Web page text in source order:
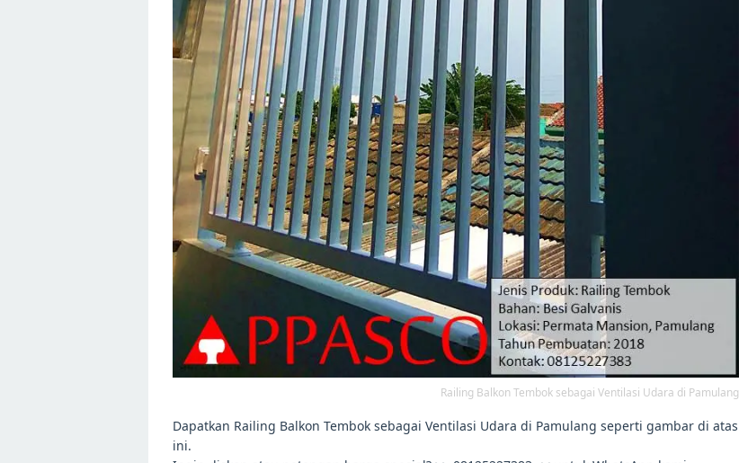
Railing Balkon Tembok sebagai Ventilasi Udara di Pamulang
Dapatkan Railing Balkon Tembok sebagai Ventilasi Udara di Pamulang seperti gambar di atas
ini.